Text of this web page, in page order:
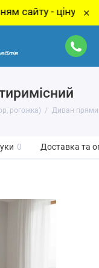
- ціну за ×
рогожка) Диван
0 Доставка та